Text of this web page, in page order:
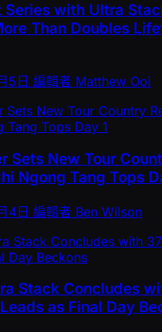
Series with Ultra
Than Doubles
5日 編輯者 Matthew Ooi
Sets New Tour
Ngong Tang Tops
4日 編輯者 Ben Wilson
Stack Concludes
as Final Day